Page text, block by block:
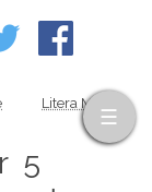
Litera MOV
5